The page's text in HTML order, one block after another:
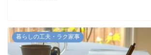
暮らしの工夫・ラク家事